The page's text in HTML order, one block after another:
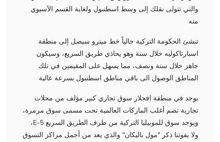
والتي تتولى نقلك إلى وسط اسطنبول ولغاية القسم الآسيوي
منه
تنشئ الحكومة التركية حالياً خط ميترو سيصل إلى منطقة
اسبارتاكوليه خلال سنة وهو يحاذي طريق السريع، وسيكون
جاهز خلال سنة ونصف، مما يسهل على المقيمين في تلك
المناطق الوصول الى باقي مناطق اسطنبول بسرعة عالية
يوجد في منطقة افجلار سوق تجاري كبير مؤلف من محلات
تجارية تضم أغلب الماركات العالمية تحت مسمى سوق مرمرة،
ويوجد سوق للموبيليا التركية من طرف الطريق السريع E-5،
ولا يفوتنا ذكر "مول باليكان" والذي يعد من أجمل مراكز التسوق